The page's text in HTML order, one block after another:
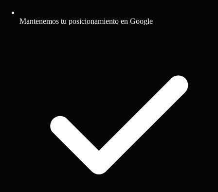
Mantenemos tu posicionamiento en Google